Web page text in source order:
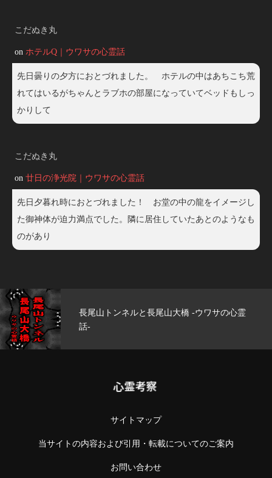
こだぬき丸
on ホテルQ｜ウワサの心霊話
先日曇りの夕方におとづれました。 ホテルの中はあちこち荒
れてはいるがちゃんとラブホの部屋になっていてベッドもしっ
かりして
こだぬき丸
on 廿日の浄光院｜ウワサの心霊話
先日夕暮れ時におとづれました！ お堂の中の龍をイメージし
た御神体が迫力満点でした。隣に居住していたあとのようなも
のがあり
玄武洞公園 -ウワサの心霊話-
心霊考察
サイトマップ
当サイトの内容および引用・転載についてのご案内
お問い合わせ